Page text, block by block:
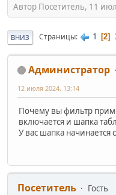
Автор Посетитель, 11
ВНИЗ Страницы 1 2
Администратор
12 июля 2024, 13:14
Почему вы фильтр
включается и шапка
У вас шапка начинается
Посетитель
Гость